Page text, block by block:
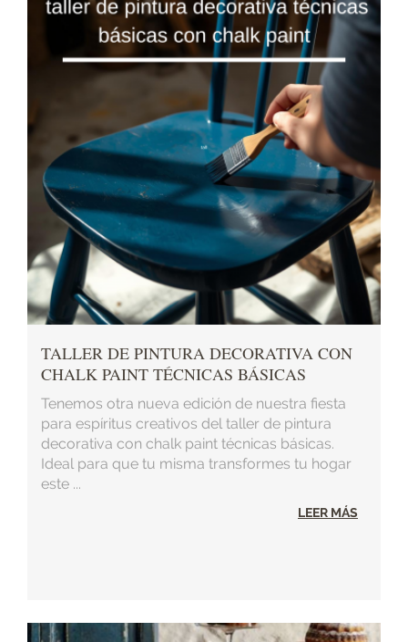
TALLER DE PINTURA DECORATIVA CON
CHALK PAINT TÉCNICAS BÁSICAS
Tenemos otra nueva edición de nuestra fiesta
para espíritus creativos del taller de pintura
decorativa con chalk paint técnicas básicas.
Ideal para que tu misma transformes tu hogar
este ...
LEER MÁS